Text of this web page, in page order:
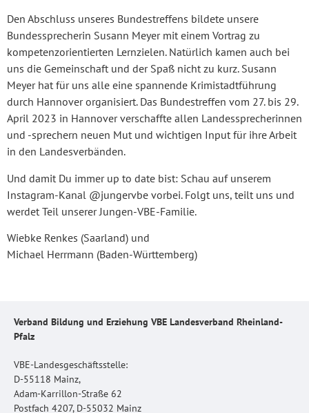
Den Abschluss unseres Bundestreffens bildete unsere
Bundessprecherin Susann Meyer mit einem Vortrag zu
kompetenzorientierten Lernzielen. Natürlich kamen auch bei
uns die Gemeinschaft und der Spaß nicht zu kurz. Susann
Meyer hat für uns alle eine spannende Krimistadtführung
durch Hannover organisiert. Das Bundestreffen vom 27. bis 29.
April 2023 in Hannover verschaffte allen Landessprecherinnen
und -sprechern neuen Mut und wichtigen Input für ihre Arbeit
in den Landesverbänden.
Und damit Du immer up to date bist: Schau auf unserem
Instagram-Kanal @jungervbe vorbei. Folgt uns, teilt uns und
werdet Teil unserer Jungen-VBE-Familie.
Wiebke Renkes (Saarland) und
Michael Herrmann (Baden-Württemberg)
Verband Bildung und Erziehung VBE Landesverband Rheinland-
Pfalz
VBE-Landesgeschäftsstelle:
D-55118 Mainz,
Adam-Karrillon-Straße 62
Postfach 4207, D-55032 Mainz